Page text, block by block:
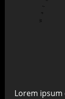
Lorem